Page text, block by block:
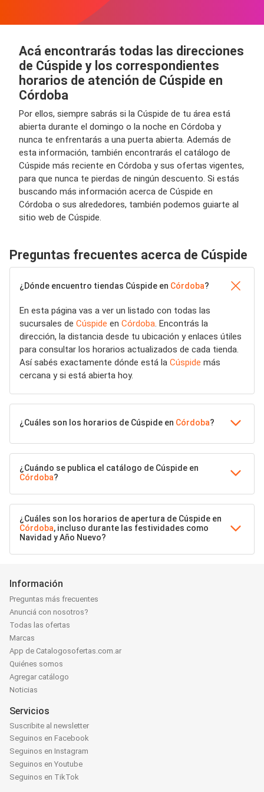
Acá encontrarás todas las direcciones
de Cúspide y los correspondientes
horarios de atención de Cúspide en
Córdoba
Por ellos, siempre sabrás si la Cúspide de tu área está
abierta durante el domingo o la noche en Córdoba y
nunca te enfrentarás a una puerta abierta. Además de
esta información, también encontrarás el catálogo de
Cúspide más reciente en Córdoba y sus ofertas vigentes,
para que nunca te pierdas de ningún descuento. Si estás
buscando más información acerca de Cúspide en
Córdoba o sus alrededores, también podemos guiarte al
sitio web de Cúspide.
Preguntas frecuentes acerca de Cúspide
¿Dónde encuentro tiendas Cúspide en Córdoba?
En esta página vas a ver un listado con todas las
sucursales de Cúspide en Córdoba. Encontrás la
dirección, la distancia desde tu ubicación y enlaces útiles
para consultar los horarios actualizados de cada tienda.
Así sabés exactamente dónde está la Cúspide más
cercana y si está abierta hoy.
¿Cuáles son los horarios de Cúspide en Córdoba?
¿Cuándo se publica el catálogo de Cúspide en
Córdoba?
¿Cuáles son los horarios de apertura de Cúspide en
Córdoba, incluso durante las festividades como
Navidad y Año Nuevo?
Información
Preguntas más frecuentes
Anunciá con nosotros?
Todas las ofertas
Marcas
App de Catalogosofertas.com.ar
Quiénes somos
Agregar catálogo
Noticias
Servicios
Suscribite al newsletter
Seguinos en Facebook
Seguinos en Instagram
Seguinos en Youtube
Seguinos en TikTok